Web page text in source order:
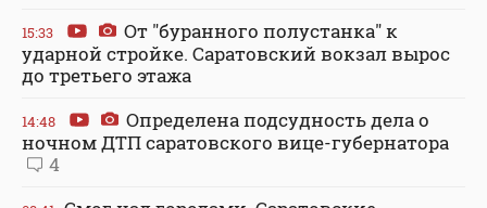
15:33
От "буранного полустанка" к
ударной стройке. Саратовский вокзал вырос
до третьего этажа
14:48
Определена подсудность дела о
ночном ДТП саратовского вице-губернатора
4